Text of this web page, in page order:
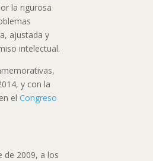
la rigurosa
ajustada y
intelectual.
y con la
elCongreso
de 2009, a los